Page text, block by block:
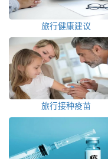
旅行健康建议
旅行接种疫苗